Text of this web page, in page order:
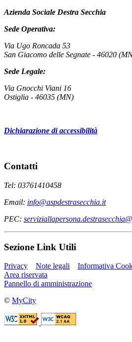
Azienda Sociale Destra Secchia
Sede Operativa:
Via Ugo Roncada 53
San Giacomo delle Segnate - 46020
Sede Legale:
Via Gnocchi Viani 16
Ostiglia - 46035 (MN)
Dichiarazione di accessibilità
Contatti
Tel: 03761410458
Email: info@aspdestrasecchia.it
PEC:
Sezione Link Utili
Privacy Note legali
Informativa
Area riservata
Pannello di amministrazione
© MyCity